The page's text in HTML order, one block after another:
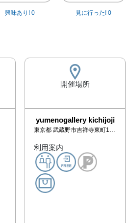
興味あり! 0 見に行った! 0
開催場所
yumenogallery kichijoji
東京都 武蔵野市吉祥寺東町1-5-13 （一定の団体には所属しておりません）
利用案内